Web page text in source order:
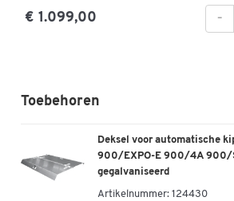
€ 1.099,00 -
Toebehoren
Deksel voor automatische
900/EXPO-E 900/4A 900/
gegalvaniseerd
Artikelnummer: 124430